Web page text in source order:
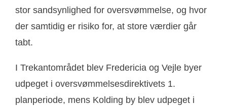
stor sandsynlighed for oversvømmelse, og hvor
der samtidig er risiko for, at store værdier går
tabt.
I Trekantområdet blev Fredericia og Vejle byer
udpeget i oversvømmelsesdirektivets 1.
planperiode, mens Kolding by blev udpeget i